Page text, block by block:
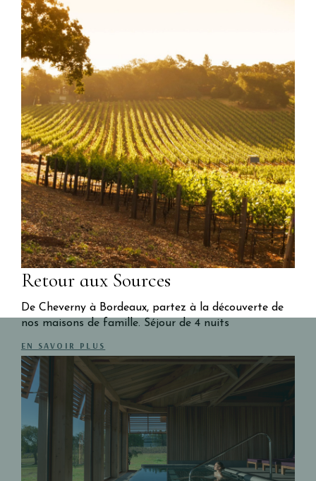
Retour aux Sources
De Cheverny à Bordeaux, partez à la découverte de
nos maisons de famille. Séjour de 4 nuits
EN SAVOIR PLUS